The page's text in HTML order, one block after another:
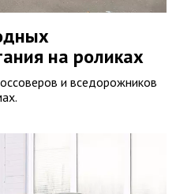
на роликах
и вседорожников